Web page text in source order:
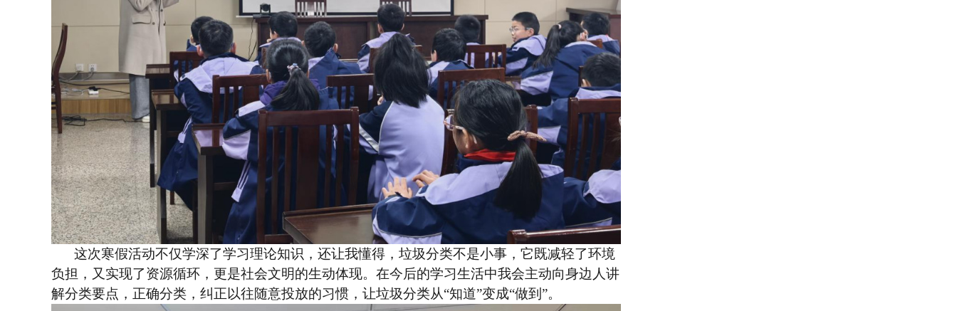
这次寒假活动不仅学深了学习理论知识，还让我懂得，垃圾分类不是小事，它既减轻了环境
负担，又实现了资源循环，更是社会文明的生动体现。在今后的学习生活中我会主动向身边人讲
解分类要点，正确分类，纠正以往随意投放的习惯，让垃圾分类从“知道”变成“做到”。